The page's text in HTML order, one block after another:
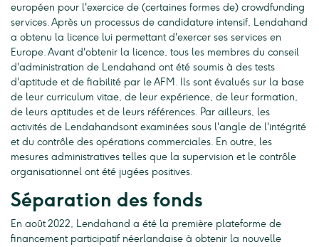
européen pour l'exercice de (certaines formes de) crowdfunding
services. Après un processus de candidature intensif, Lendahand
a obtenu la licence lui permettant d'exercer ses services en
Europe. Avant d'obtenir la licence, tous les membres du conseil
d'administration de Lendahand ont été soumis à des tests
d'aptitude et de fiabilité par le AFM. Ils sont évalués sur la base
de leur curriculum vitae, de leur expérience, de leur formation,
de leurs aptitudes et de leurs références. Par ailleurs, les
activités de Lendahandsont examinées sous l'angle de l'intégrité
et du contrôle des opérations commerciales. En outre, les
mesures administratives telles que la supervision et le contrôle
organisationnel ont été jugées positives.
Séparation des fonds
En août 2022, Lendahand a été la première plateforme de
financement participatif néerlandaise à obtenir la nouvelle